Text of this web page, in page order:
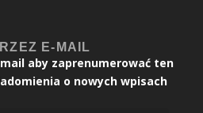
E-MAIL
aby zaprenumerować ten
o nowych wpisach